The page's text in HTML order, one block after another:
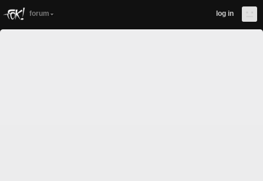
forum log in